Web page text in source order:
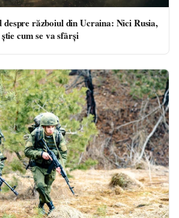
războiul din Ucraina: Nici Rusia,
cum se va sfârși